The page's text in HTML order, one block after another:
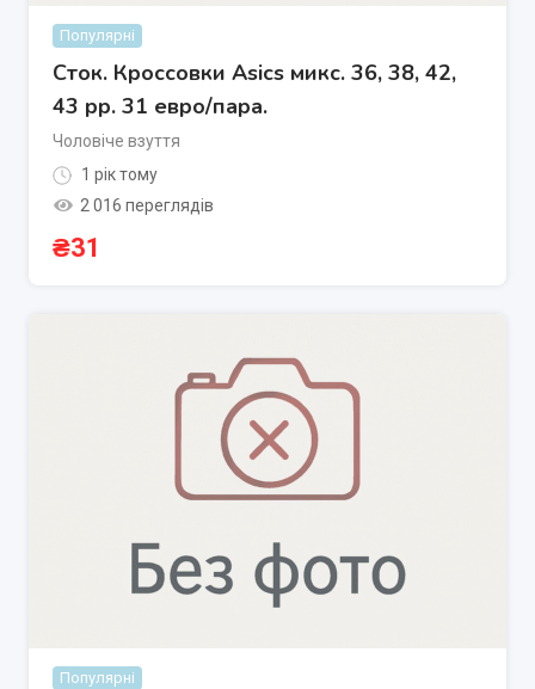
Популярні
Сток. Кроссовки Asics микс. 36, 38, 42,
43 рр. 31 евро/пара.
Чоловіче взуття
1 рік тому
2 016 переглядів
₴31
Популярні